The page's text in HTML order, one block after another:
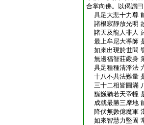
合掌向佛。以偈讃曰
具足大悲十力尊
諸根寂靜放光明
諸天及龍人非人
最上牟尼大導師
如來出現於世間
無邊福智莊嚴身
具足種種清淨法
十八不共法難量
三十二相皆圓滿
巍巍猶若天帝幢
成就最勝三摩地
降伏無數億魔軍
如來智慧力堅固